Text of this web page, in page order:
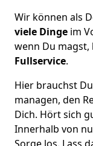
Wir können als
viele Dinge im
wenn Du magst,
Fullservice.
Hier brauchst
managen, den
Dich. Hört sich
Innerhalb von